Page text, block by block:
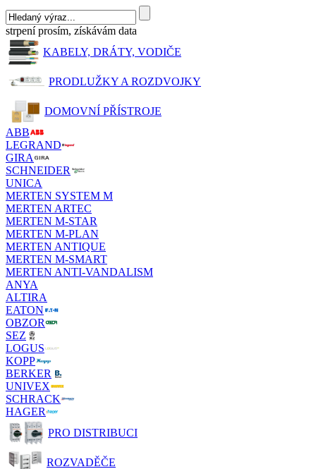
strpení prosím, získávám data
KABELY, DRÁTY, VODIČE
PRODLUŽKY A ROZDVOJKY
DOMOVNÍ PŘÍSTROJE
ABB
LEGRAND
GIRA
SCHNEIDER
UNICA
MERTEN SYSTEM M
MERTEN ARTEC
MERTEN M-STAR
MERTEN M-PLAN
MERTEN ANTIQUE
MERTEN M-SMART
MERTEN ANTI-VANDALISM
ANYA
ALTIRA
EATON
OBZOR
SEZ
LOGUS
KOPP
BERKER
UNIVEX
SCHRACK
HAGER
PRO DISTRIBUCI
ROZVADĚČE